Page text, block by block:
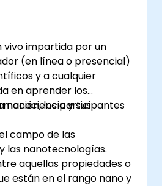
vivo impartida por un
(en línea o presencial)
y a cualquier
en aprender los
nanociencia y sus
los participantes
campo de las
las nanotecnologías.
aquellas propiedades o
están en el rango nano y